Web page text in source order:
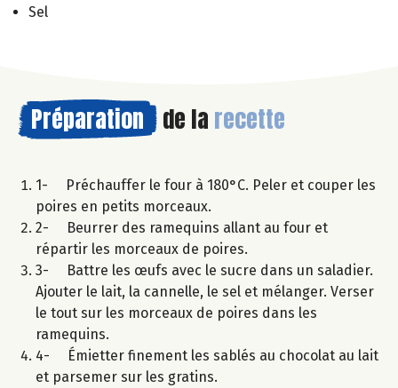
Sel
Préparation de la recette
1- Préchauffer le four à 180°C. Peler et couper les
poires en petits morceaux.
2- Beurrer des ramequins allant au four et
répartir les morceaux de poires.
3- Battre les œufs avec le sucre dans un saladier.
Ajouter le lait, la cannelle, le sel et mélanger. Verser
le tout sur les morceaux de poires dans les
ramequins.
4- Émietter finement les sablés au chocolat au lait
et parsemer sur les gratins.